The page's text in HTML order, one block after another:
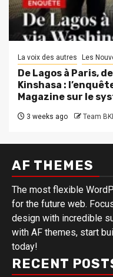
La voix des autres Les
De Lagos à Paris,
Kinshasa :
Magazine sur le
3 weeks ago Team
AF THEMES
The most flexible
for the future web.
design with incredible
with AF themes, start
today!
RECENT